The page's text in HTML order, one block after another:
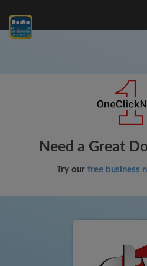
Need a Great
Try our free business